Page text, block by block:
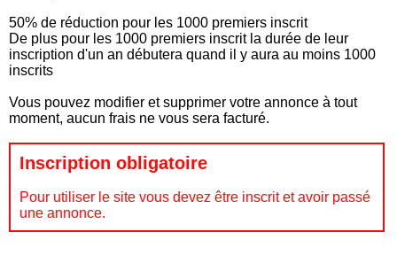
50% de réduction pour les 1000 premiers inscrit
De plus pour les 1000 premiers inscrit la durée de leur
inscription d'un an débutera quand il y aura au moins 1000
inscrits
Vous pouvez modifier et supprimer votre annonce à tout
moment, aucun frais ne vous sera facturé.
Inscription obligatoire
Pour utiliser le site vous devez être inscrit et avoir passé
une annonce.